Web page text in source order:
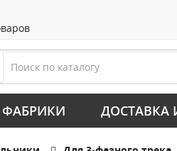
ФАБРИКИ ДОСТАВКА